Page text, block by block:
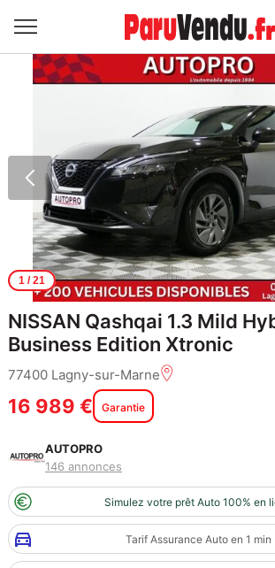
1/ 21
NISSAN Qashqai 1.3 Mild
Business Edition Xtronic
77400 Lagny-sur-Marne
16 989 € Garantie
AUTOPRO
146 annonces
Simulez votre prêt Auto 100% en
Tarif Assurance Auto en 1 min